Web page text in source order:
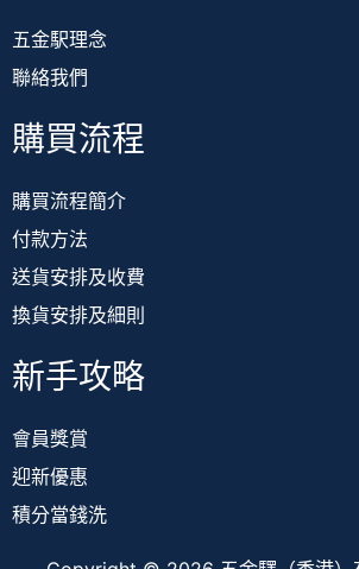
五金駅理念
聯絡我們
購買流程
購買流程簡介
付款方法
送貨安排及收費
換貨安排及細則
新手攻略
會員獎賞
迎新優惠
積分當錢洗